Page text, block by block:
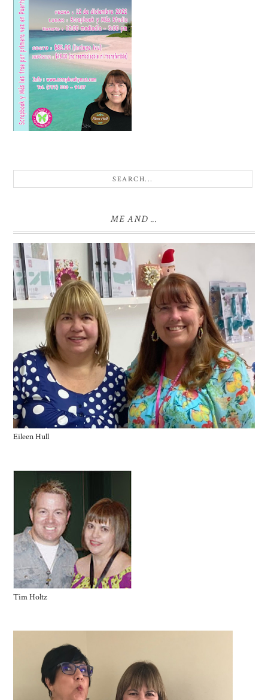
ME AND ...
Eileen Hull
Tim Holtz